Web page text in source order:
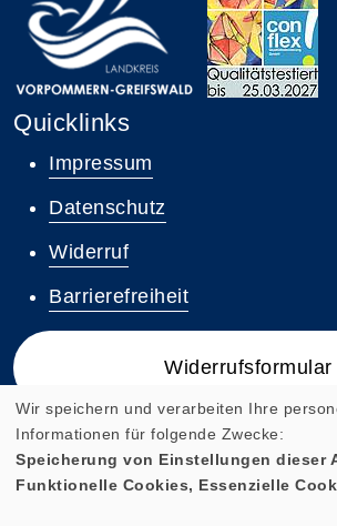
Quicklinks
Impressum
Datenschutz
Widerruf
Barrierefreiheit
Widerrufsformular
Cookie Einstellungen
Wir speichern und verarbeiten Ihre
Informationen für folgende Zwecke:
Speicherung von Einstellungen dieser
Funktionelle Cookies, Essenzielle